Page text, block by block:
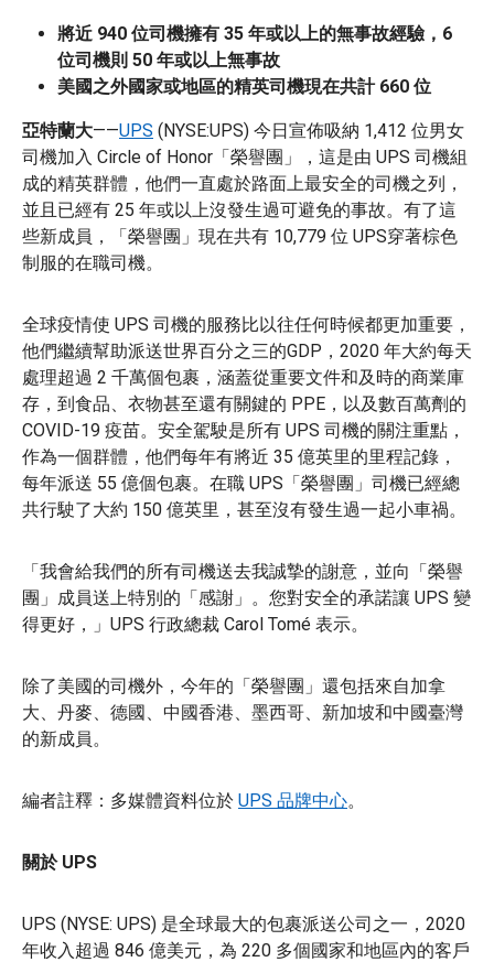
將近 940 位司機擁有 35 年或以上的無事故經驗，6
位司機則 50 年或以上無事故
美國之外國家或地區的精英司機現在共計 660 位
亞特蘭大——UPS (NYSE:UPS) 今日宣佈吸納 1,412 位男女
司機加入 Circle of Honor「榮譽團」，這是由 UPS 司機組
成的精英群體，他們一直處於路面上最安全的司機之列，
並且已經有 25 年或以上沒發生過可避免的事故。有了這
些新成員，「榮譽團」現在共有 10,779 位 UPS穿著棕色
制服的在職司機。
全球疫情使 UPS 司機的服務比以往任何時候都更加重要，
他們繼續幫助派送世界百分之三的GDP，2020 年大約每天
處理超過 2 千萬個包裹，涵蓋從重要文件和及時的商業庫
存，到食品、衣物甚至還有關鍵的 PPE，以及數百萬劑的
COVID-19 疫苗。安全駕駛是所有 UPS 司機的關注重點，
作為一個群體，他們每年有將近 35 億英里的里程記錄，
每年派送 55 億個包裹。在職 UPS「榮譽團」司機已經總
共行駛了大約 150 億英里，甚至沒有發生過一起小車禍。
「我會給我們的所有司機送去我誠摯的謝意，並向「榮譽
團」成員送上特別的「感謝」。您對安全的承諾讓 UPS 變
得更好，」UPS 行政總裁 Carol Tomé 表示。
除了美國的司機外，今年的「榮譽團」還包括來自加拿
大、丹麥、德國、中國香港、墨西哥、新加坡和中國臺灣
的新成員。
編者註釋：多媒體資料位於 UPS 品牌中心。
關於 UPS
UPS (NYSE: UPS) 是全球最大的包裹派送公司之一，2020
年收入超過 846 億美元，為 220 多個國家和地區內的客戶